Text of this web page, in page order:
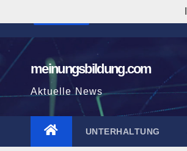
Inhalt
springen
meinungsbildung.com
Aktuelle News
UNTERHALTUNG